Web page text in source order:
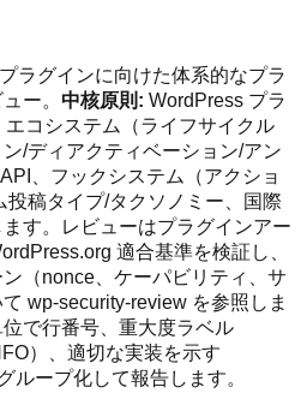
ラグインに向けた体系的なプラ
ー。 中核原則: WordPress プラ
コシステム（ライフサイクル
/ディアクティベーション/アン
、フックシステム（アクショ
投稿タイプ/タクソノミー、国際
す。レビューはプラグインアー
適合基準を検証し、
（nonce、ケーパビリティ、サ
wp-security-review を参照しま
で行番号、重大度ラベル
）、適切な実装を示す
ループ化して報告します。